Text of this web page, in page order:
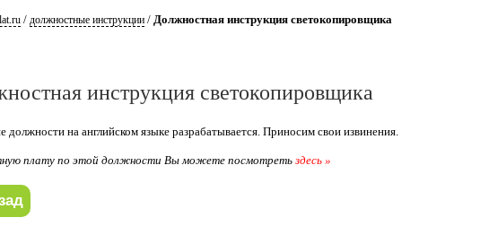
/ должностные инструкции/ Должностная инструкция светокопировщика
инструкция светокопировщика
должности на английском языке разрабатывается. Приносим свои извинения.
плату по этой должности Вы можете посмотретьздесь »